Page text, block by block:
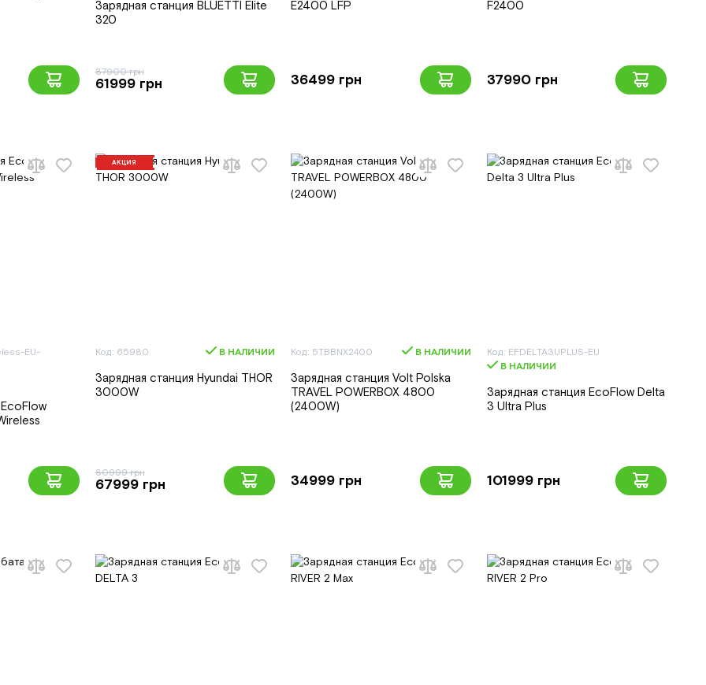
Зарядная станция BLUETTI Elite
320
87900 грн
61999 грн
E2400 LFP
36499 грн
F2400
37990 грн
EU-
АКЦИЯ
Код: 65980 В НАЛИЧИИ
Зарядная станция Hyundai THOR
3000W
80999 грн
67999 грн
Код: 5TBBNX2400 В НАЛИЧИИ
Зарядная станция Volt Polska
TRAVEL POWERBOX 4800
(2400W)
34999 грн
Код: EFDELTA3UPLUS-EU
В НАЛИЧИИ
Зарядная станция EcoFlow Delta
3 Ultra Plus
101999 грн